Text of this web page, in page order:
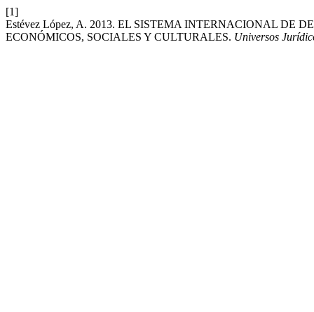
[1]
Estévez López, A. 2013. EL SISTEMA INTERNACIONAL DE
ECONÓMICOS, SOCIALES Y CULTURALES. Universos